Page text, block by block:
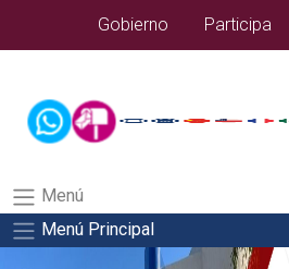
aspirantes/plantilla_tecnmSalida del comando:
Gobierno Participa
Menú
Menú Principal